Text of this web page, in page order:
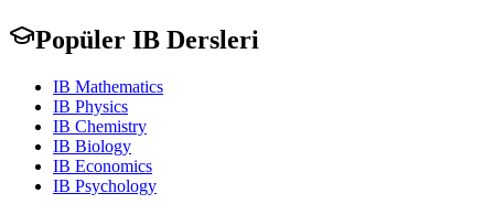
Popüler IB Dersleri
IB Mathematics
IB Physics
IB Chemistry
IB Biology
IB Economics
IB Psychology